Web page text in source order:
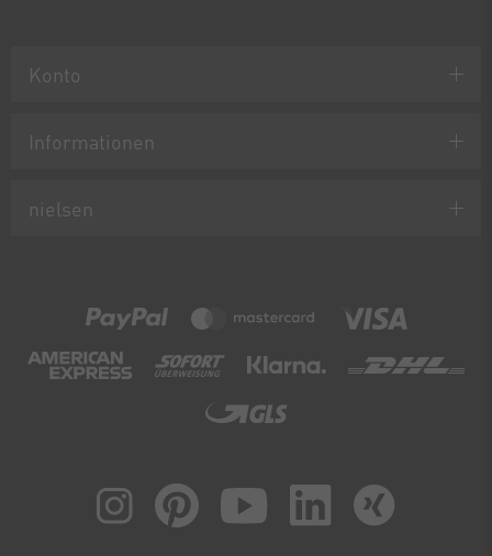
Konto
Informationen
nielsen